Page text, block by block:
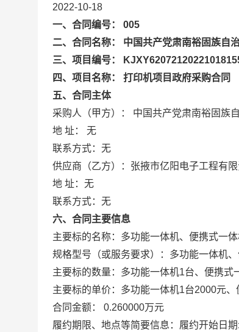
2022-10-18
一、合同编号： 005
二、合同名称： 中国共产党肃南裕固族自
三、项目编号：
四、项目名称： 打印机项目政府采购合同
五、合同主体
采购人（甲方）： 中国共产党肃南裕固族
地 址： 无
联系方式：无
供应商（乙方）：张掖市亿阳电子工程有限
地 址：无
联系方式：无
六、合同主要信息
主要标的名称：多功能一体机、便携式一
规格型号（或服务要求）：多功能一体机
主要标的数量：多功能一体机1台、便携式
主要标的单价：多功能一体机1台2000元
合同金额： 0.260000万元
履约期限、地点等简要信息：履约开始日